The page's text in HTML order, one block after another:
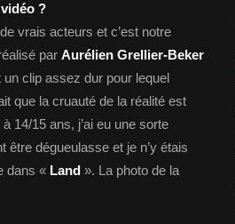
?
vrais acteurs et c’est notre
par Aurélien Grellier-Beker
un clip assez dur pour lequel
que la cruauté de la réalité est
14/15 ans, j’ai eu une sorte
être dégueulasse et je n’y étais
dans « Land ». La photo de la